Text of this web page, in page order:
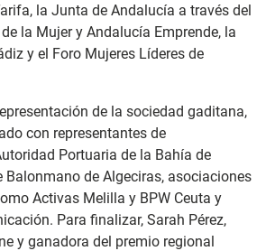
la Junta de Andalucía a través del
la Mujer y Andalucía Emprende, la
y el Foro Mujeres Líderes de
de la sociedad gaditana,
con representantes de
Portuaria de la Bahía de
Balonmano de Algeciras, asociaciones
Activas Melilla y BPW Ceuta y
Para finalizar, Sarah Pérez,
y ganadora del premio regional